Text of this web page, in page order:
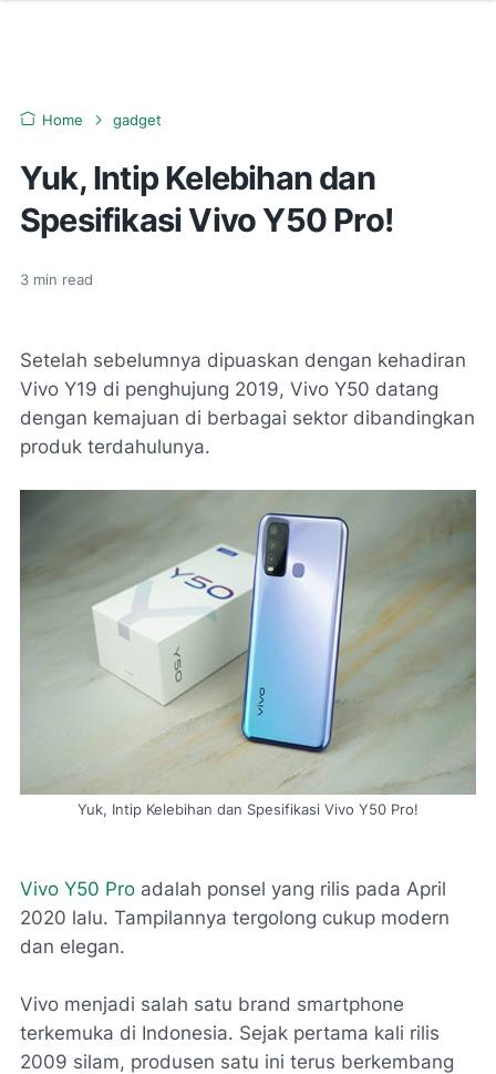
Home gadget
Yuk, Intip Kelebihan dan
Spesifikasi Vivo Y50 Pro!
3 min read
Setelah sebelumnya dipuaskan dengan kehadiran
Vivo Y19 di penghujung 2019, Vivo Y50 datang
dengan kemajuan di berbagai sektor dibandingkan
produk terdahulunya.
Yuk, Intip Kelebihan dan Spesifikasi Vivo Y50 Pro!
Vivo Y50 Pro adalah ponsel yang rilis pada April
2020 lalu. Tampilannya tergolong cukup modern
dan elegan.
Vivo menjadi salah satu brand smartphone
terkemuka di Indonesia. Sejak pertama kali rilis
2009 silam, produsen satu ini terus berkembang